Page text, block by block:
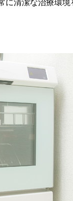
清潔な治療環